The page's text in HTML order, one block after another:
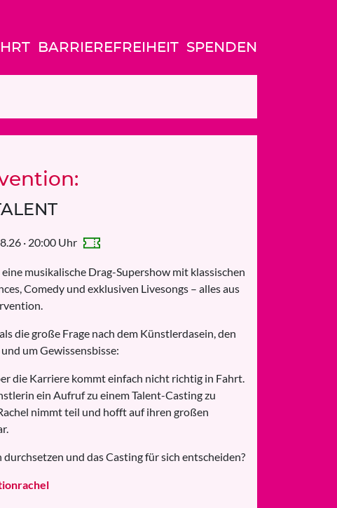
BARRIEREFREIHEIT SPENDEN
· 20:00 Uhr
musikalische Drag-Supershow mit klassischen
Comedy und exklusiven Livesongs – alles aus
die große Frage nach dem Künstlerdasein, den
um Gewissensbisse:
die Karriere kommt einfach nicht richtig in Fahrt.
ein Aufruf zu einem Talent-Casting zu
nimmt teil und hofft auf ihren großen
durchsetzen und das Casting für sich entscheiden?